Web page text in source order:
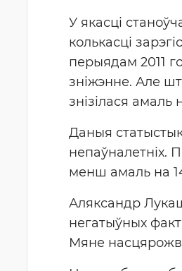
У якасці
колькасці
перыядам 2011
зніжэнне. Але
знізілася амаль
Даныя
непаўналетніх.
менш амаль на
Аляксандр
негатыўных
Мяне